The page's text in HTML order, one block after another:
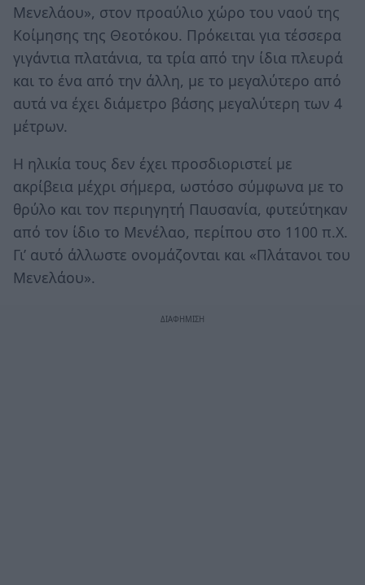
Μενελάου», στον προαύλιο χώρο του ναού της
Κοίμησης της Θεοτόκου. Πρόκειται για τέσσερα
γιγάντια πλατάνια, τα τρία από την ίδια πλευρά
και το ένα από την άλλη, με το μεγαλύτερο από
αυτά να έχει διάμετρο βάσης μεγαλύτερη των 4
μέτρων.
Η ηλικία τους δεν έχει προσδιοριστεί με
ακρίβεια μέχρι σήμερα, ωστόσο σύμφωνα με το
θρύλο και τον περιηγητή Παυσανία, φυτεύτηκαν
από τον ίδιο το Μενέλαο, περίπου στο 1100 π.Χ.
Γι’ αυτό άλλωστε ονομάζονται και «Πλάτανοι του
Μενελάου».